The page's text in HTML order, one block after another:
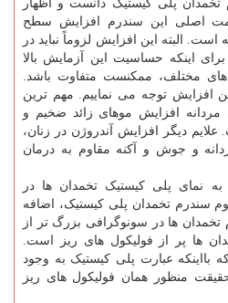
پلی کیستیک دانست و اظهار
اصلی این سندرم افزایش سطح
است. البته این افزایش لزوماً نباید در
اینکه حساسیت این آزمایش بالا
های مختلف، ممکنست متفاوت باشد.
این افزایش توجه می نماییم. مهم ترین
افزایش موهای زائد ضخیم و
دیگر افزایش آندروژن در زنان،
و جوش و آکنه مقاوم به درمان
نمای پلی کیستیک تخمدان ها در
سندرم تخمدان پلی کیستیک، اضافه
تخمدان ها در سونوگرافی بزرگ تر از
ها پر از فولیکول های ریز است.
بااینکه عبارت پلی کیستیک به وجود
منظور همان فولیکول های ریز